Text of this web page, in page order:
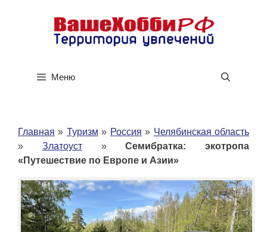
содержимому
Меню
Главная » Туризм » Россия » Челябинская область
» Златоуст»Семибратка: экотропа
«Путешествие по Европе и Азии»